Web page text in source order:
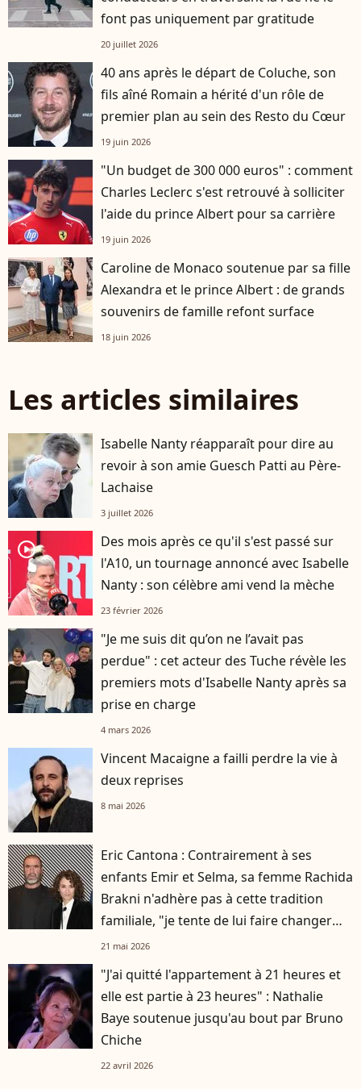
font pas uniquement par gratitude
20 juillet 2026
40 ans après le départ de Coluche, son
fils aîné Romain a hérité d'un rôle de
premier plan au sein des Resto du Cœur
19 juin 2026
"Un budget de 300 000 euros" : comment
Charles Leclerc s'est retrouvé à solliciter
l'aide du prince Albert pour sa carrière
19 juin 2026
Caroline de Monaco soutenue par sa fille
Alexandra et le prince Albert : de grands
souvenirs de famille refont surface
18 juin 2026
Les articles similaires
Isabelle Nanty réapparaît pour dire au
revoir à son amie Guesch Patti au Père-
Lachaise
3 juillet 2026
player2
Des mois après ce qu'il s'est passé sur
l'A10, un tournage annoncé avec Isabelle
Nanty : son célèbre ami vend la mèche
23 février 2026
"Je me suis dit qu’on ne l’avait pas
perdue" : cet acteur des Tuche révèle les
premiers mots d'Isabelle Nanty après sa
prise en charge
4 mars 2026
Vincent Macaigne a failli perdre la vie à
deux reprises
8 mai 2026
Eric Cantona : Contrairement à ses
enfants Emir et Selma, sa femme Rachida
Brakni n'adhère pas à cette tradition
familiale, "je tente de lui faire changer
d'avis"
21 mai 2026
"J'ai quitté l'appartement à 21 heures et
elle est partie à 23 heures" : Nathalie
Baye soutenue jusqu'au bout par Bruno
Chiche
22 avril 2026